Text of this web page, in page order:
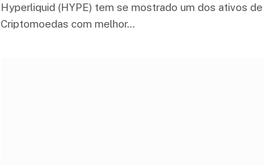
Hyperliquid (HYPE) tem se mostrado um dos ativos de
Criptomoedas com melhor…